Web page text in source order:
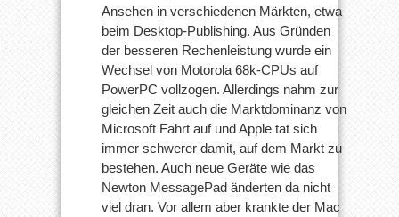
Ansehen in verschiedenen Märkten, etwa
beim Desktop-Publishing. Aus Gründen
der besseren Rechenleistung wurde ein
Wechsel von Motorola 68k-CPUs auf
PowerPC vollzogen. Allerdings nahm zur
gleichen Zeit auch die Marktdominanz von
Microsoft Fahrt auf und Apple tat sich
immer schwerer damit, auf dem Markt zu
bestehen. Auch neue Geräte wie das
Newton MessagePad änderten da nicht
viel dran. Vor allem aber krankte der Mac